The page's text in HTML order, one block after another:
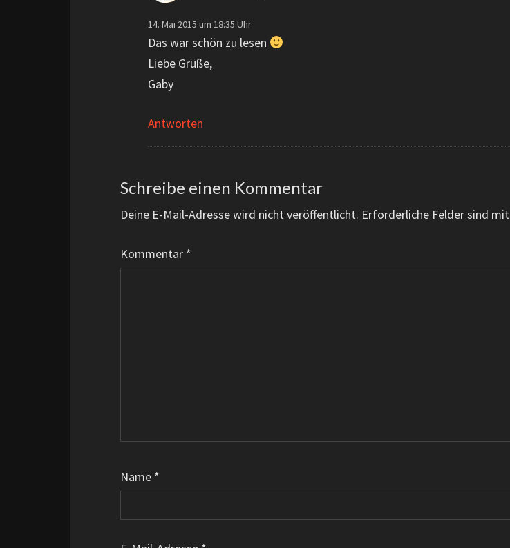
14. Mai 2015 um 18:35 Uhr
Das war schön zu lesen
Liebe Grüße,
Gaby
Antworten
Schreibe einen Kommentar
Deine E-Mail-Adresse wird nicht veröffentlicht. Erforderliche Felder sind mit
Kommentar *
Name *